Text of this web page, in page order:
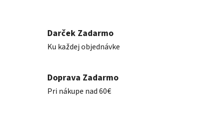
Darček Zadarmo
Ku každej objednávke
Doprava Zadarmo
Pri nákupe nad 60€